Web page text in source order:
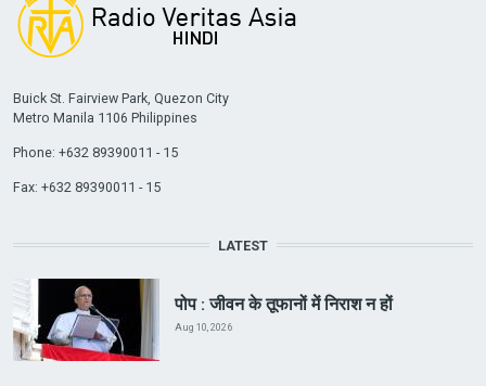
Buick St. Fairview Park, Quezon City
Metro Manila 1106 Philippines
Phone: +632 89390011 - 15
Fax: +632 89390011 - 15
LATEST
पोप : जीवन के तूफानों में निराश न हों
Aug 10, 2026